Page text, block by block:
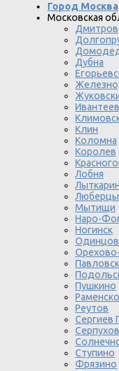
Город Москва
Московская
Дмитров
Дубна
Клин
Коломна
Королев
Лобня
Люберцы
Мытищи
Наро-
Ногинск
Пушкино
Реутов
Сергиев
Серпухов
Ступино
Фрязино